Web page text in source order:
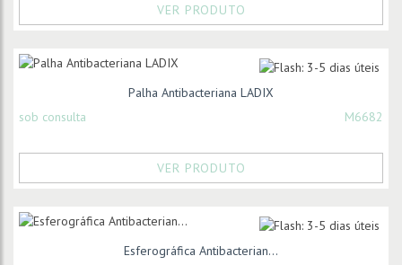
VER PRODUTO
Palha Antibacteriana LADIX
sob consulta
M6682
VER PRODUTO
Esferográfica Antibacterian...